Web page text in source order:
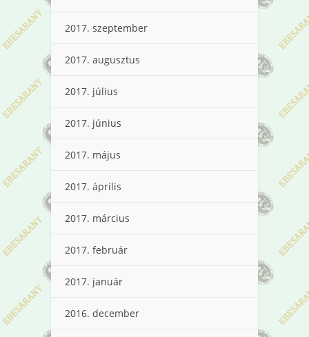
2017. szeptember
2017. augusztus
2017. július
2017. június
2017. május
2017. április
2017. március
2017. február
2017. január
2016. december